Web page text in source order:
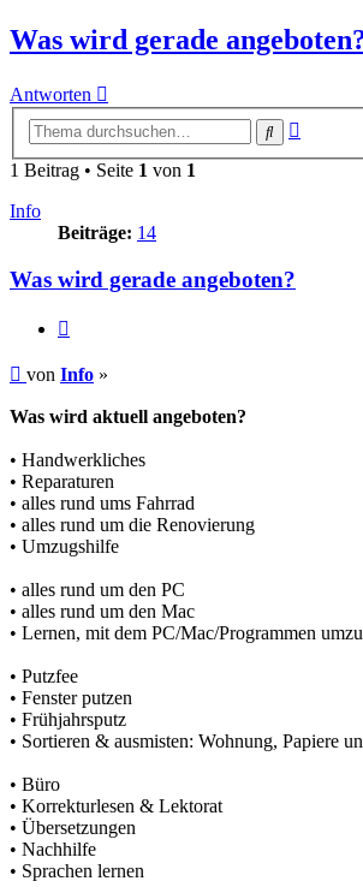
Was wird gerade
Antworten
Suche
1 Beitrag • Seite 1 von 1
Info
Beiträge: 14
Was wird gerade angeboten?
Beitrag
von Info »
Was wird aktuell angeboten?
• Handwerkliches
• Reparaturen
• alles rund ums Fahrrad
• alles rund um die Renovierung
• Umzugshilfe
• alles rund um den PC
• alles rund um den Mac
• Lernen, mit dem PC/Mac/Programmen
• Putzfee
• Fenster putzen
• Frühjahrsputz
• Sortieren & ausmisten: Wohnung, Papiere
• Büro
• Korrekturlesen & Lektorat
• Übersetzungen
• Nachhilfe
• Sprachen lernen